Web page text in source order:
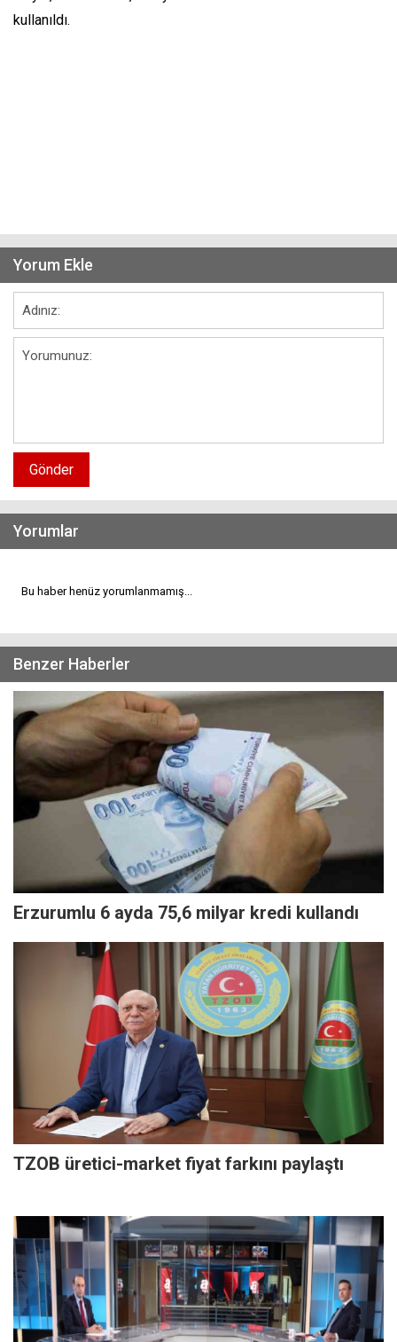
kullanıldı.
Yorum Ekle
Gönder
Yorumlar
Bu haber henüz yorumlanmamış...
Benzer Haberler
Erzurumlu 6 ayda 75,6 milyar kredi kullandı
TZOB üretici-market fiyat farkını paylaştı